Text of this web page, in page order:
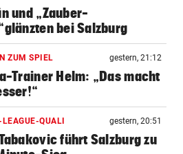
und „Zauber-
bei Salzburg
ZUM SPIEL gestern, 21:12
Trainer Helm: „Das macht
LEAGUE-QUALI gestern, 20:51
führt Salzburg zu